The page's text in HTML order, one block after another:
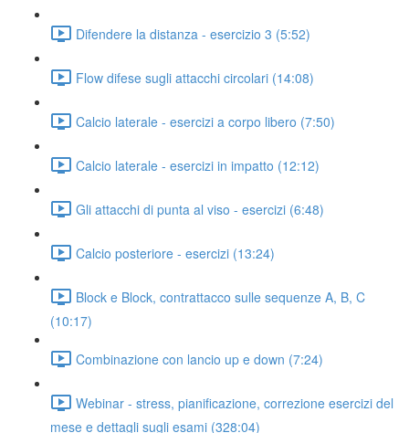
Difendere la distanza - esercizio 3 (5:52)
Flow difese sugli attacchi circolari (14:08)
Calcio laterale - esercizi a corpo libero (7:50)
Calcio laterale - esercizi in impatto (12:12)
Gli attacchi di punta al viso - esercizi (6:48)
Calcio posteriore - esercizi (13:24)
Block e Block, contrattacco sulle sequenze A, B, C
(10:17)
Combinazione con lancio up e down (7:24)
Webinar - stress, pianificazione, correzione esercizi del
mese e dettagli sugli esami (328:04)